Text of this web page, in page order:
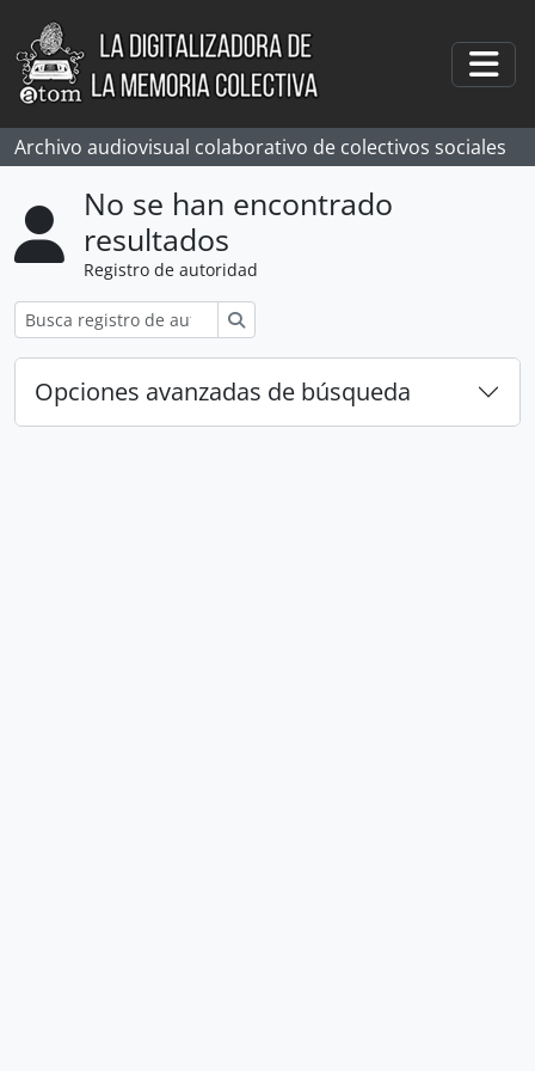
Skip to main content
Archivo audiovisual colaborativo de colectivos sociales
No se han encontrado
resultados
Registro de autoridad
Opciones avanzadas de búsqueda